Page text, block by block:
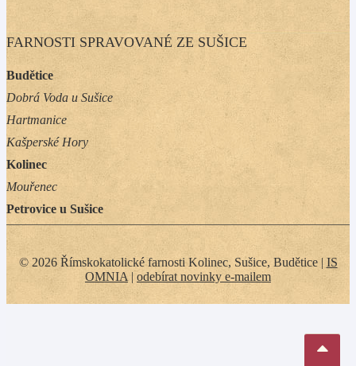
FARNOSTI SPRAVOVANÉ ZE SUŠICE
Budětice
Dobrá Voda u Sušice
Hartmanice
Kašperské Hory
Kolinec
Mouřenec
Petrovice u Sušice
© 2026 Římskokatolické farnosti Kolinec, Sušice, Budětice | IS
OMNIA | odebírat novinky e-mailem